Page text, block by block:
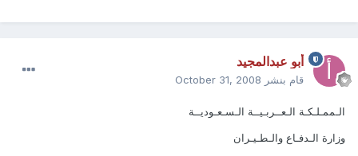
أبو عبدالمجيد
قام بنشر October 31, 2008
الـممـلـكـة الـعــربـيــة الـسـعـوديــة
وزارة الـدفـاع والـطـيـران